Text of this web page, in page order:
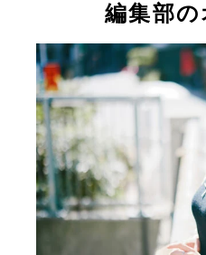
編集部の